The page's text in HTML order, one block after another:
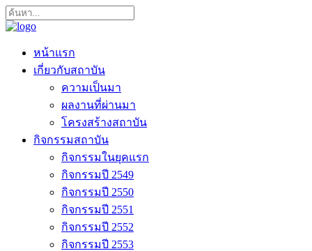
หน้าแรก
เกี่ยวกับสถาบัน
ความเป็นมา
ผลงานที่ผ่านมา
โครงสร้างสถาบัน
กิจกรรมสถาบัน
กิจกรรมในยุคแรก
กิจกรรมปี 2549
กิจกรรมปี 2550
กิจกรรมปี 2551
กิจกรรมปี 2552
กิจกรรมปี 2553